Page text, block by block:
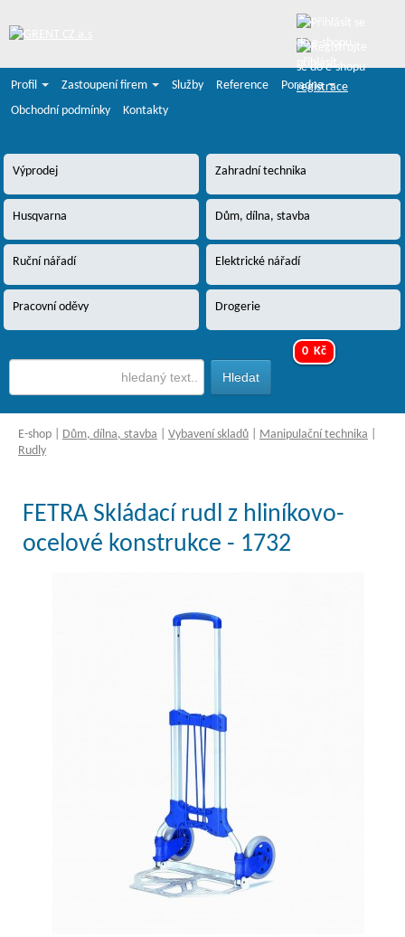
registrace
Profil
Zastoupení firem Služby Reference
Poradna
Obchodní podmínky
Kontakty
Výprodej Zahradní technika
Husqvarna Dům, dílna, stavba
Ruční nářadí Elektrické nářadí
Pracovní oděvy Drogerie
0 Kč
E-shop Dům, dílna, stavba Vybavení skladů Manipulační technika
Rudly
FETRA Skládací rudl z hliníkovo-
ocelové konstrukce - 1732